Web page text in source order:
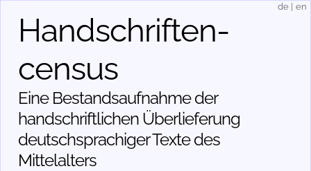
Handschriften­
census
Eine Bestandsaufnahme der
handschriftlichen Über­lieferung
deutschsprachiger Texte des
Mittelalters
de en